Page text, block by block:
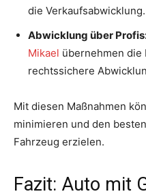
die Verkaufsabwicklung.
Abwicklung über
Mikael übernehmen die
rechtssichere
Mit diesen Maßnahmen
minimieren und den
Fahrzeug erzielen.
Fazit: Auto mit